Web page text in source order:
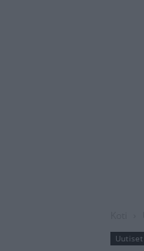
Uutiset